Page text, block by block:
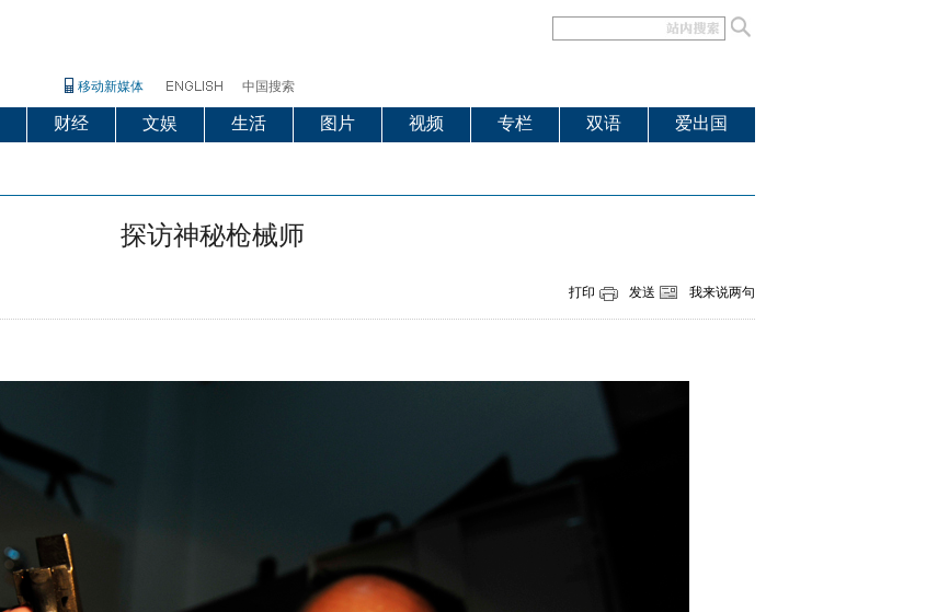
移动新媒体 中国搜索
财经 文娱 生活 图片 视频 专栏 双语 爱出国
探访神秘枪械师
打印 发送 我来说两句